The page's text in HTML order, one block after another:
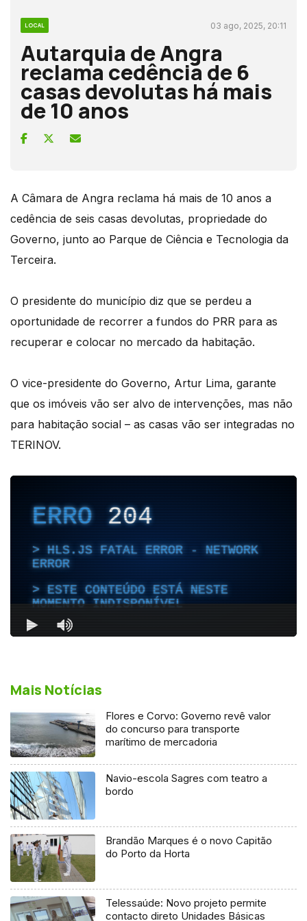
LOCAL 03 ago, 2025, 20:11
Autarquia de Angra
reclama cedência de 6
casas devolutas há mais
de 10 anos
A Câmara de Angra reclama há mais de 10 anos a
cedência de seis casas devolutas, propriedade do
Governo, junto ao Parque de Ciência e Tecnologia da
Terceira.
O presidente do município diz que se perdeu a
oportunidade de recorrer a fundos do PRR para as
recuperar e colocar no mercado da habitação.
O vice-presidente do Governo, Artur Lima, garante
que os imóveis vão ser alvo de intervenções, mas não
para habitação social – as casas vão ser integradas no
TERINOV.
Mais Notícias
Flores e Corvo: Governo revê valor
do concurso para transporte
marítimo de mercadoria
Navio-escola Sagres com teatro a
bordo
Brandão Marques é o novo Capitão
do Porto da Horta
Telessaúde: Novo projeto permite
contacto direto Unidades Básicas